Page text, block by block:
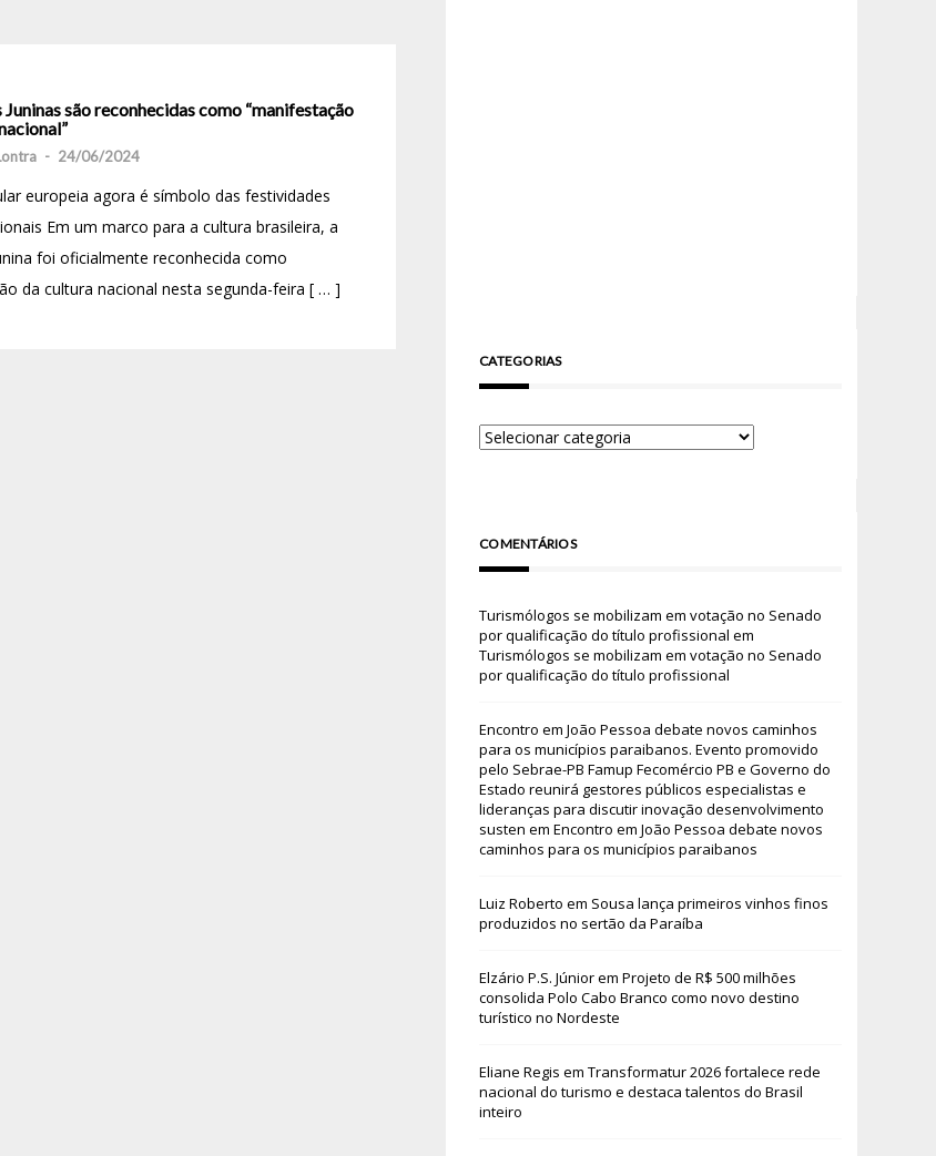
são reconhecidas como “manifestação
- 24/06/2024
europeia agora é símbolo das festividades
Em um marco para a cultura brasileira, a
foi oficialmente reconhecida como
da cultura nacional nesta segunda-feira [ … ]
CATEGORIAS
COMENTÁRIOS
Turismólogos se mobilizam em votação no Senado
por qualificação do título profissional em
Turismólogos se mobilizam em votação no Senado
por qualificação do título profissional
Encontro em João Pessoa debate novos caminhos
para os municípios paraibanos. Evento promovido
pelo Sebrae-PB Famup Fecomércio PB e Governo do
Estado reunirá gestores públicos especialistas e
lideranças para discutir inovação desenvolvimento
susten em Encontro em João Pessoa debate novos
caminhos para os municípios paraibanos
Luiz Roberto em Sousa lança primeiros vinhos finos
produzidos no sertão da Paraíba
Elzário P.S. Júniorem Projeto de R$ 500 milhões
consolida Polo Cabo Branco como novo destino
turístico no Nordeste
Eliane Regis em Transformatur 2026 fortalece rede
nacional do turismo e destaca talentos do Brasil
inteiro